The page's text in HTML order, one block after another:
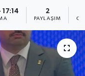
2
PAYLAŞIM